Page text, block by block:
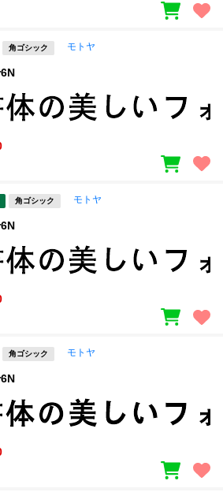
角ゴシック モトヤ
角ゴシック モトヤ
角ゴシック モトヤ